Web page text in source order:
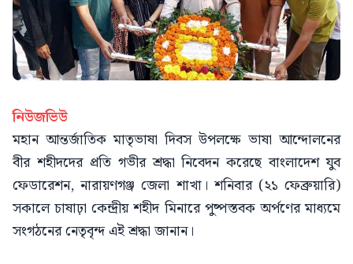
নিউজভিউ
মহান আন্তর্জাতিক মাতৃভাষা দিবস উপলক্ষে ভাষা আন্দোলনের
বীর শহীদদের প্রতি গভীর শ্রদ্ধা নিবেদন করেছে বাংলাদেশ যুব
ফেডারেশন, নারায়ণগঞ্জ জেলা শাখা। শনিবার (২১ ফেব্রুয়ারি)
সকালে চাষাঢ়া কেন্দ্রীয় শহীদ মিনারে পুষ্পস্তবক অর্পণের মাধ্যমে
সংগঠনের নেতৃবৃন্দ এই শ্রদ্ধা জানান।